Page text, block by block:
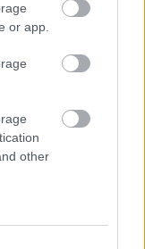
or app.
other
sa im
vašu